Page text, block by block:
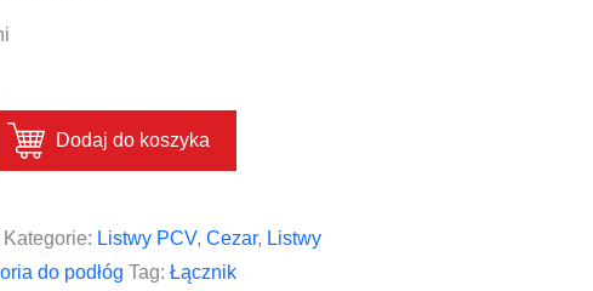
Dodaj do koszyka
Kategorie: Listwy PCV, Cezar, Listwy
do podłóg Tag: Łącznik